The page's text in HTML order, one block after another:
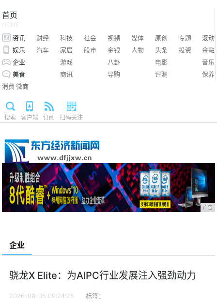
首页
HOME
资讯 财经 科技 社会 视频 媒体 原创 专题
滚动
娱乐
汽车 家居 股市 金银 人物 头条 投资
金融
企业
游戏 八卦 电影
音乐
美食
商讯 导购 评测
保养
消费 微商
搜索 客户端 订阅 扫码关注
广告
企业
骁龙X Elite：为AIPC行业发展注入强劲动力
2026-08-05 09:24:25 标签：